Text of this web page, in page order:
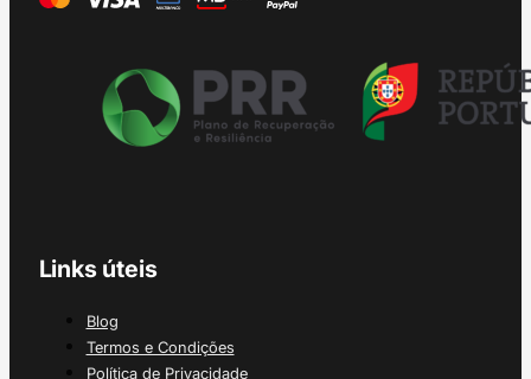
Links úteis
Blog
Termos e Condições
Política de Privacidade